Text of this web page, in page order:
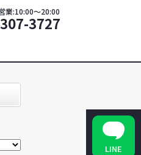
業:10:00～20:00
3727
LINE